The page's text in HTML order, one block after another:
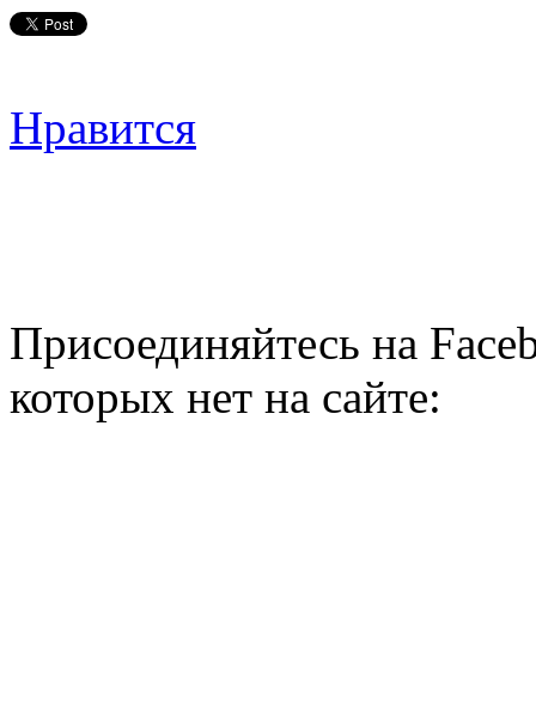
Нравится
Присоединяйтесь на
которых нет на сайте: